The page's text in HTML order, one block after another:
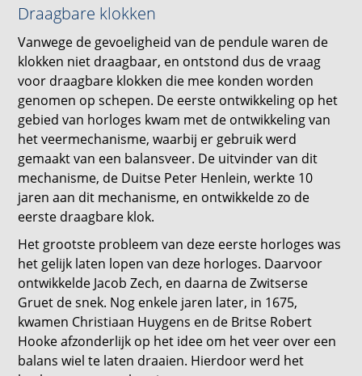
Draagbare klokken
Vanwege de gevoeligheid van de pendule waren de
klokken niet draagbaar, en ontstond dus de vraag
voor draagbare klokken die mee konden worden
genomen op schepen. De eerste ontwikkeling op het
gebied van horloges kwam met de ontwikkeling van
het veermechanisme, waarbij er gebruik werd
gemaakt van een balansveer. De uitvinder van dit
mechanisme, de Duitse Peter Henlein, werkte 10
jaren aan dit mechanisme, en ontwikkelde zo de
eerste draagbare klok.
Het grootste probleem van deze eerste horloges was
het gelijk laten lopen van deze horloges. Daarvoor
ontwikkelde Jacob Zech, en daarna de Zwitserse
Gruet de snek. Nog enkele jaren later, in 1675,
kwamen Christiaan Huygens en de Britse Robert
Hooke afzonderlijk op het idee om het veer over een
balans wiel te laten draaien. Hierdoor werd het